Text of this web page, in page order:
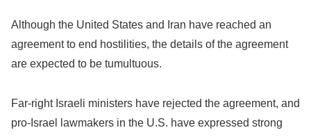
Although the United States and Iran have reached an
agreement to end hostilities, the details of the agreement
are expected to be tumultuous.
Far-right Israeli ministers have rejected the agreement, and
pro-Israel lawmakers in the U.S. have expressed strong